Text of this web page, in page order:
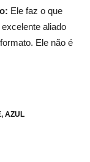
Ele faz o que
aliado
Ele não é
AZUL